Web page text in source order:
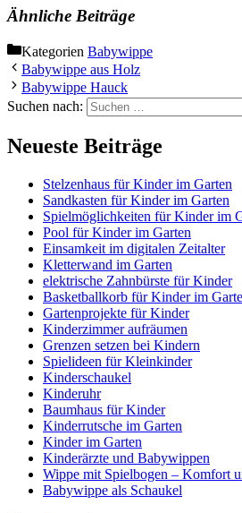
Ähnliche Beiträge
Kategorien Babywippe
Babywippe aus Holz
Babywippe Hauck
Suchen nach:
Neueste Beiträge
Stelzenhaus für Kinder im Garten
Sandkasten für Kinder im Garten
Spielmöglichkeiten für Kinder im
Pool für Kinder im Garten
Einsamkeit im digitalen Zeitalter
Kletterwand im Garten
elektrische Zahnbürste für Kinder
Basketballkorb für Kinder im
Gartenprojekte für Kinder
Kinderzimmer aufräumen
Grenzen setzen bei Kindern
Spielideen für Kleinkinder
Kinderschaukel
Kinderuhr
Baumhaus für Kinder
Kinderrutsche im Garten
Kinder im Garten
Kinderärzte und Babywippen
Wippe mit Spielbogen – Komfort
Babywippe als Schaukel